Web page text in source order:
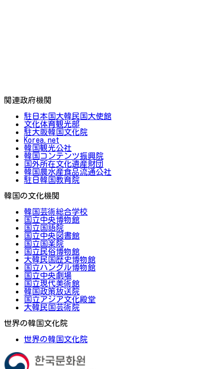
関連政府機関
駐日本国大韓民国大使館
文化体育観光部
駐大阪韓国文化院
Korea.net
韓国観光公社
韓国コンテンツ振興院
国外所在文化遺産財団
韓国農水産食品流通公社
駐日韓国教育院
韓国の文化機関
韓国芸術総合学校
国立中央博物館
国立国語院
国立中央図書館
国立国楽院
国立民俗博物館
大韓民国歴史博物館
国立ハングル博物館
国立中央劇場
国立現代美術館
韓国政策放送院
国立アジア文化殿堂
大韓民国芸術院
世界の韓国文化院
世界の韓国文化院